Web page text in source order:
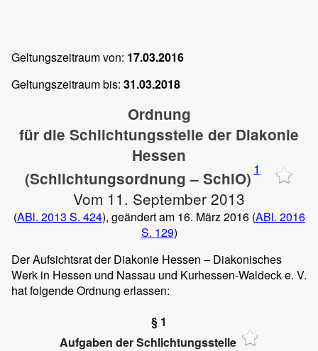
Geltungszeitraum von: 17.03.2016
Geltungszeitraum bis: 31.03.2018
Ordnung
für die Schlichtungsstelle der Diakonie
Hessen
(Schlichtungsordnung – SchlO) 1
Vom 11. September 2013
(ABl. 2013 S. 424), geändert am 16. März 2016 (ABl. 2016
S. 129)
Der Aufsichtsrat der Diakonie Hessen – Diakonisches
Werk in Hessen und Nassau und Kurhessen-Waldeck e. V.
hat folgende Ordnung erlassen:
§ 1
Aufgaben der Schlichtungsstelle